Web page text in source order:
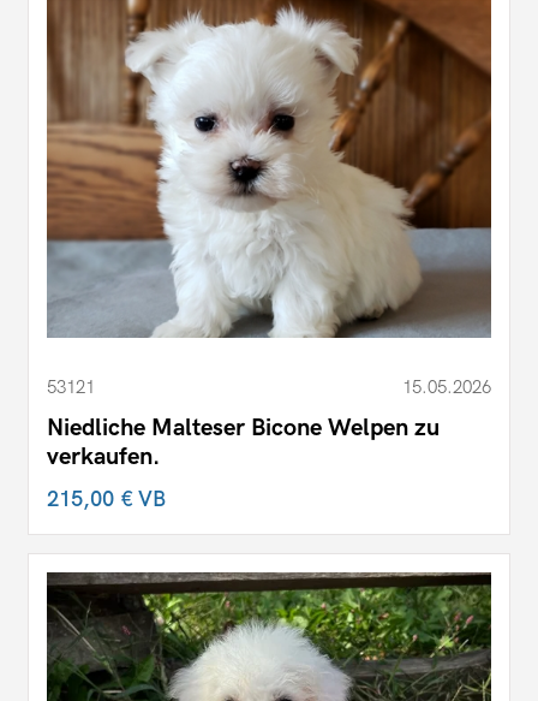
53121 15.05.2026
Niedliche Malteser Bicone Welpen zu
verkaufen.
215,00 €VB